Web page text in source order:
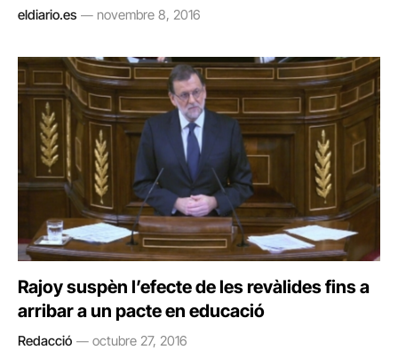
eldiario.es novembre 8, 2016
Rajoy suspèn l’efecte de les revàlides fins a
arribar a un pacte en educació
Redacció octubre 27, 2016